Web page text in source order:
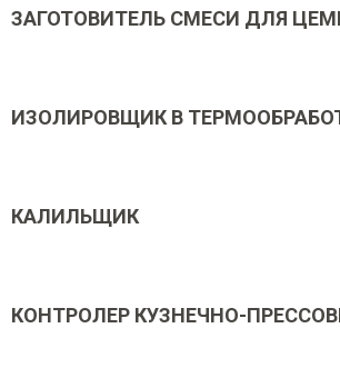
ЗАГОТОВИТЕЛЬ СМЕСИ ДЛЯ
ИЗОЛИРОВЩИК В
КАЛИЛЬЩИК
КОНТРОЛЕР КУЗНЕЧНО-